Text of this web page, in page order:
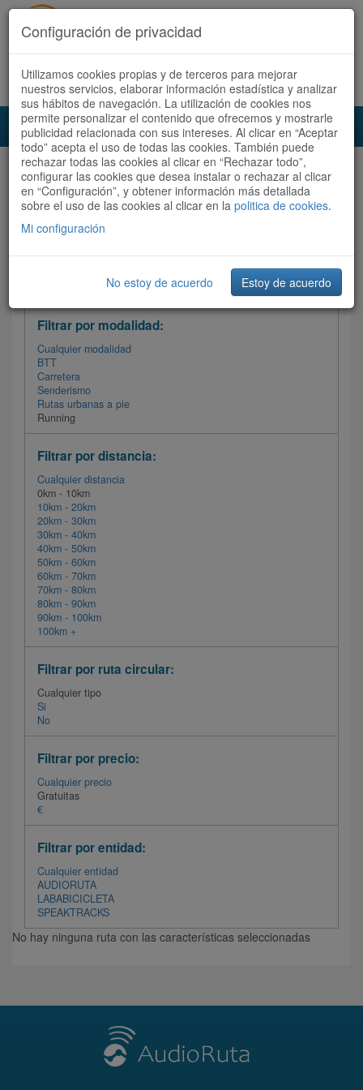
Acceder Registrate ahora Español | Català
Audioruta Todas las rutas
Todas las rutas
Ordenar por: Más recientes /
Filtrar las rutas
Filtrar por modalidad:
Cualquier modalidad
BTT
Carretera
Senderismo
Rutas urbanas a pie
Running
Filtrar por distancia:
Cualquier distancia
0km - 10km
10km - 20km
20km - 30km
30km - 40km
40km - 50km
50km - 60km
60km - 70km
70km - 80km
80km - 90km
90km - 100km
100km +
Filtrar por ruta circular:
Cualquier tipo
Si
No
Filtrar por precio:
Cualquier precio
Gratuitas
€
Filtrar por entidad:
Cualquier entidad
AUDIORUTA
LABABICICLETA
SPEAKTRACKS
No hay ninguna ruta con las características seleccionadas
Configuración de privacidad
Utilizamos cookies propias y de terceros para mejorar
nuestros servicios, elaborar información estadística y analizar
sus hábitos de navegación. La utilización de cookies nos
permite personalizar el contenido que ofrecemos y mostrarle
publicidad relacionada con sus intereses. Al clicar en “Aceptar
todo” acepta el uso de todas las cookies. También puede
rechazar todas las cookies al clicar en “Rechazar todo”,
configurar las cookies que desea instalar o rechazar al clicar
en “Configuración”, y obtener información más detallada
sobre el uso de las cookies al clicar en la politica de cookies.
Mi configuración
No estoy de acuerdo Estoy de acuerdo